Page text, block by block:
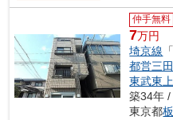
仲手無料
7万円
埼京線
都営三
東武東
築34年 /
東京都